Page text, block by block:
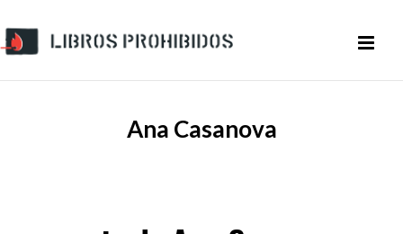
Ana Casanova